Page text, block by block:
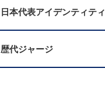
日本代表アイデンティティ
歴代ジャージ